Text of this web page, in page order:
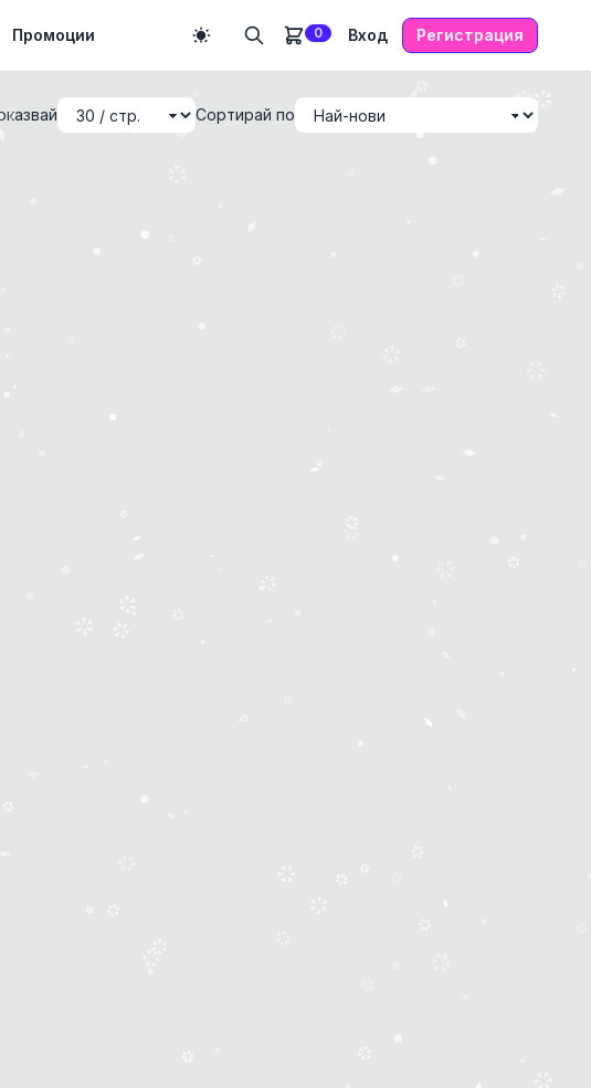
Промоции 0 Вход Регистрация
Сортирай по